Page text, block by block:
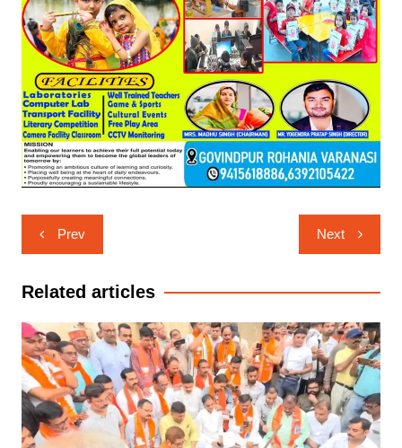
Post
navigation
Prev Next
Related articles